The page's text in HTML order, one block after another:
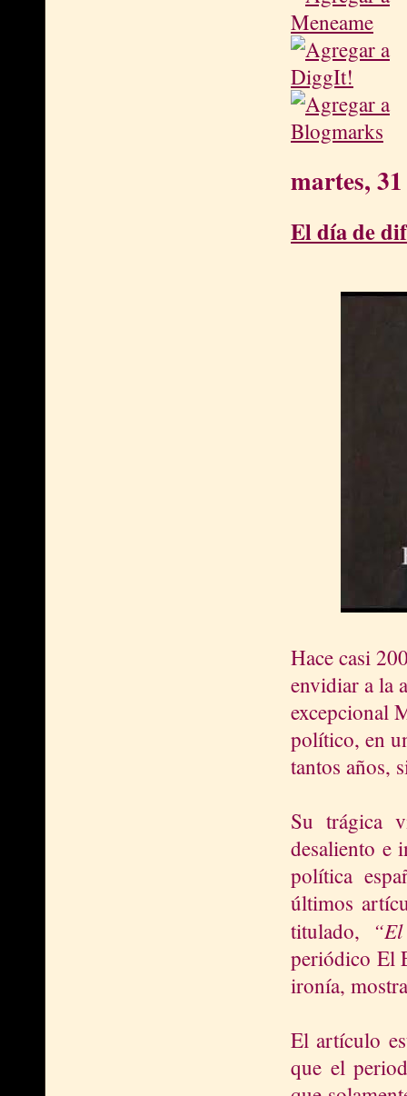
martes,
El día de
Hace casi
envidiar a la
excepcional
político, en
tantos años,
Su trágica
desaliento e
política
últimos
titulado,
periódico El
ironía,
El artículo
que el